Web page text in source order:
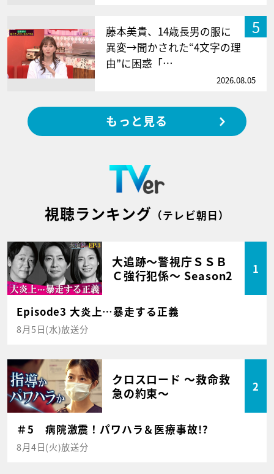
5
藤本美貴、14歳長男の服に
異変→聞かされた“4文字の理
由”に困惑「…
2026.08.05
もっと見る
視聴ランキング （テレビ朝日）
大追跡～警視庁ＳＳＢ
Ｃ強行犯係～ Season2
1
Episode3 大炎上…暴走する正義
8月5日(水)放送分
クロスロード ～救命救
急の約束～
2
＃5 病院激震！パワハラ＆医療事故!?
8月4日(火)放送分